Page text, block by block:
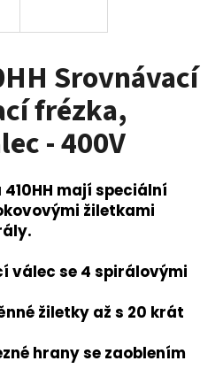
Srovnávací
frézka,
- 400V
410HH mají speciální
žiletkami
válec se 4 spirálovými
žiletky až s 20 krát
hrany se zaoblením